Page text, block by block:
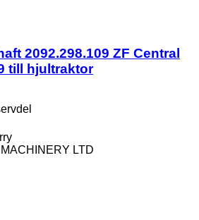
2092.298.109 ZF Central
till hjultraktor
LTD